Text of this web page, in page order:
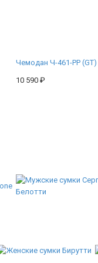
Чемодан Ч-461-PP
10 590 ₽